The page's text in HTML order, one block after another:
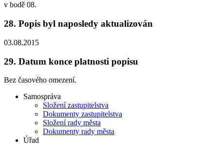
v bodě 08.
28. Popis byl naposledy aktualizován
03.08.2015
29. Datum konce platnosti popisu
Bez časového omezení.
Samospráva
Složení zastupitelstva
Dokumenty zastupitelstva
Složení rady města
Dokumenty rady města
Úřad